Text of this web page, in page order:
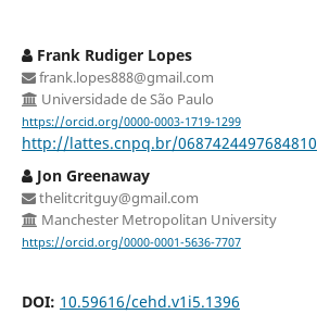
Frank Rudiger Lopes
frank.lopes888@gmail.com
Universidade de São Paulo
https://orcid.org/0000-0003-1719-1299
http://lattes.cnpq.br/0687424497684810
Jon Greenaway
thelitcritguy@gmail.com
Manchester Metropolitan University
https://orcid.org/0000-0001-5636-7707
DOI: 10.59616/cehd.v1i5.1396